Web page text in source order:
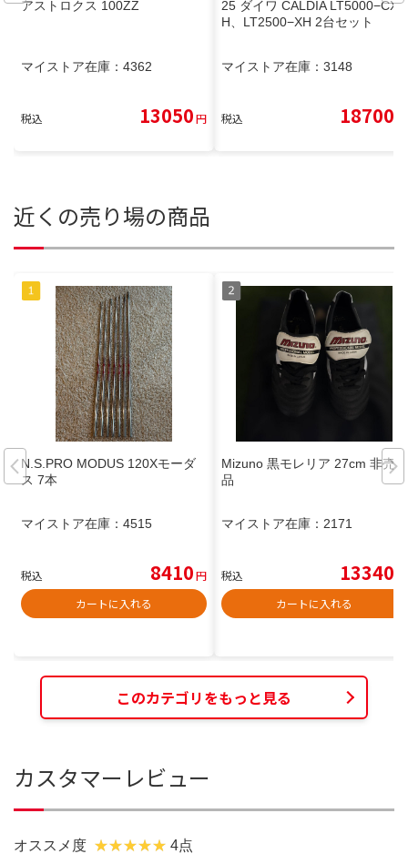
アストロクス 100ZZ
マイストア在庫： 4362
税込 13050円
25 ダイワ CALDIA LT5000−CX
H、LT2500−XH 2台セット
マイストア在庫： 3148
税込 18700
近くの売り場の商品
N.S.PRO MODUS 120Xモーダ
ス 7本
マイストア在庫： 4515
税込 8410円
カートに入れる
Mizuno 黒モレリア 27cm 非売
品
マイストア在庫： 2171
税込 13340
カートに入れる
このカテゴリをもっと見る
カスタマーレビュー
オススメ度 4点